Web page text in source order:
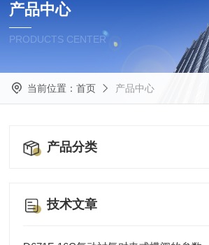
产品中心
PRODUCTS CENTER
当前位置： 首页 产品中心
产品分类
技术文章